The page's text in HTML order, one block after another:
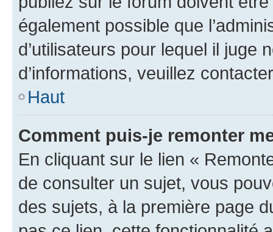
également possible que
d’utilisateurs pour lequel il juge
d’informations, veuillez
Haut
Comment puis-je remonter
En cliquant sur le lien «
de consulter un sujet, vous
des sujets, à la première page